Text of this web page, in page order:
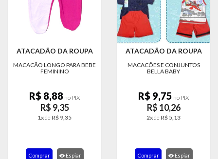
ATACADÃO DA ROUPA
MACACÃO LONGO PARA BEBE
FEMININO
R$ 8,88 no PIX
R$ 9,35
1xde R$ 9,35
Comprar Espiar
ATACADÃO DA ROUPA
MACACÕES E CONJUNTOS
BELLA BABY
R$ 9,75 no PIX
R$ 10,26
2xde R$ 5,13
Comprar Espiar